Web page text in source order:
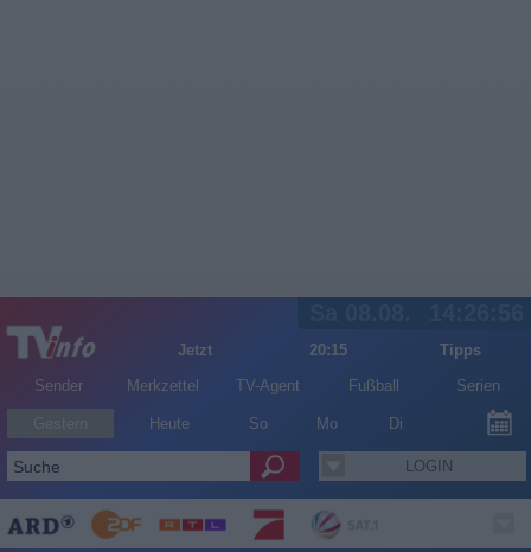
Jetzt 20:15
Tipps
Sender
Merkzettel TV-Agent Fußball Serien
Heute So Mo Di
LOGIN